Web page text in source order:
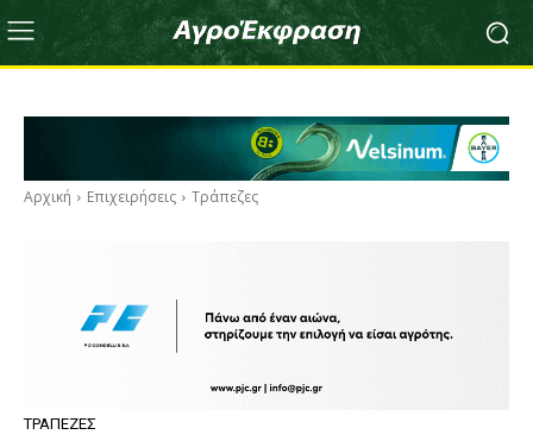
Αρχική Επιχειρήσεις Τράπεζες
ΤΡΆΠΕΖΕΣ